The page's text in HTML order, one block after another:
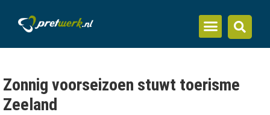
Zonnig voorseizoen stuwt toerisme
Zeeland